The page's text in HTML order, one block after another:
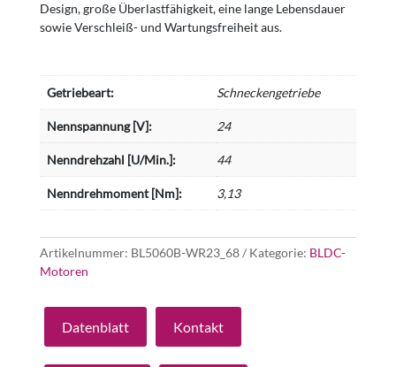
Design, große Überlastfähigkeit, eine lange Lebensdauer
sowie Verschleiß- und Wartungsfreiheit aus.
Getriebeart: Schneckengetriebe
Nennspannung [V]: 24
Nenndrehzahl [U/Min.]: 44
Nenndrehmoment [Nm]: 3,13
Artikelnummer: BL5060B-WR23_68 Kategorie: BLDC-
Motoren
Datenblatt Kontakt